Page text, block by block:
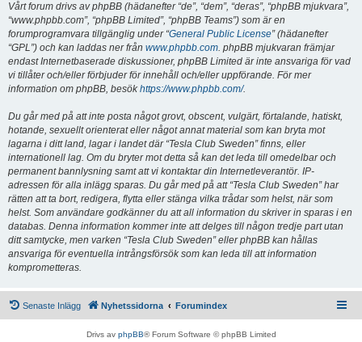
Vårt forum drivs av phpBB (hädanefter “de”, “dem”, “deras”, “phpBB mjukvara”,
“www.phpbb.com”, “phpBB Limited”, “phpBB Teams”) som är en
forumprogramvara tillgänglig under “General Public License” (hädanefter
“GPL”) och kan laddas ner från www.phpbb.com. phpBB mjukvaran främjar
endast Internetbaserade diskussioner, phpBB Limited är inte ansvariga för vad
vi tillåter och/eller förbjuder för innehåll och/eller uppförande. För mer
information om phpBB, besökhttps://www.phpbb.com/.
Du går med på att inte posta något grovt, obscent, vulgärt, förtalande, hatiskt,
hotande, sexuellt orienterat eller något annat material som kan bryta mot
lagarna i ditt land, lagar i landet där “Tesla Club Sweden” finns, eller
internationell lag. Om du bryter mot detta så kan det leda till omedelbar och
permanent bannlysning samt att vi kontaktar din Internetleverantör. IP-
adressen för alla inlägg sparas. Du går med på att “Tesla Club Sweden” har
rätten att ta bort, redigera, flytta eller stänga vilka trådar som helst, när som
helst. Som användare godkänner du att all information du skriver in sparas i en
databas. Denna information kommer inte att delges till någon tredje part utan
ditt samtycke, men varken “Tesla Club Sweden” eller phpBB kan hållas
ansvariga för eventuella intrångsförsök som kan leda till att information
komprometteras.
Senaste Inlägg Nyhetssidorna Forumindex
Drivs av phpBB® Forum Software © phpBB Limited